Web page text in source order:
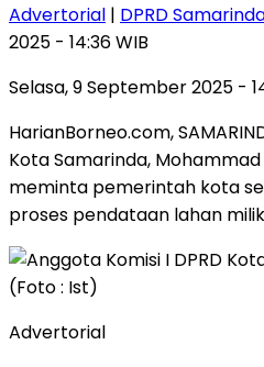
Advertorial | DPRD
2025 - 14:36 WIB
Selasa, 9 September 2025 -
HarianBorneo.com,
Kota Samarinda,
meminta pemerintah kota
proses pendataan lahan
Advertorial